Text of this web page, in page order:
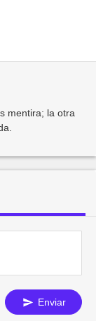
mentira; la otra
Enviar